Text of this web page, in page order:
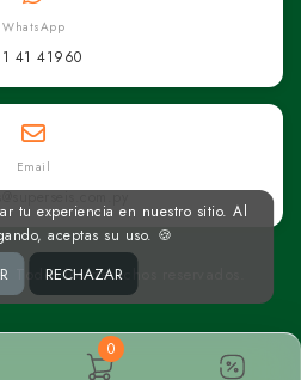
0
WhatsApp
41 41960
Email
Todos los derechos reservados.
tu experiencia en nuestro sitio. Al
aceptas su uso. 🍪
RECHAZAR